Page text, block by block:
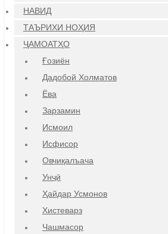
НАВИД
ТАЪРИХИ НОҲИЯ
ҶАМОАТҲО
Ғозиён
Дадобой Холматов
Ёва
Зарзамин
Исмоил
Исфисор
Овчиқалъача
Унҷӣ
Ҳайдар Усмонов
Хистеварз
Чашмасор